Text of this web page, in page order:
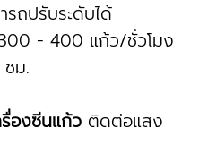
รถปรับระดับได้
- 400 แก้ว/ชั่วโมง
ม.
รื่องซีนแก้ว ติดต่อแสง